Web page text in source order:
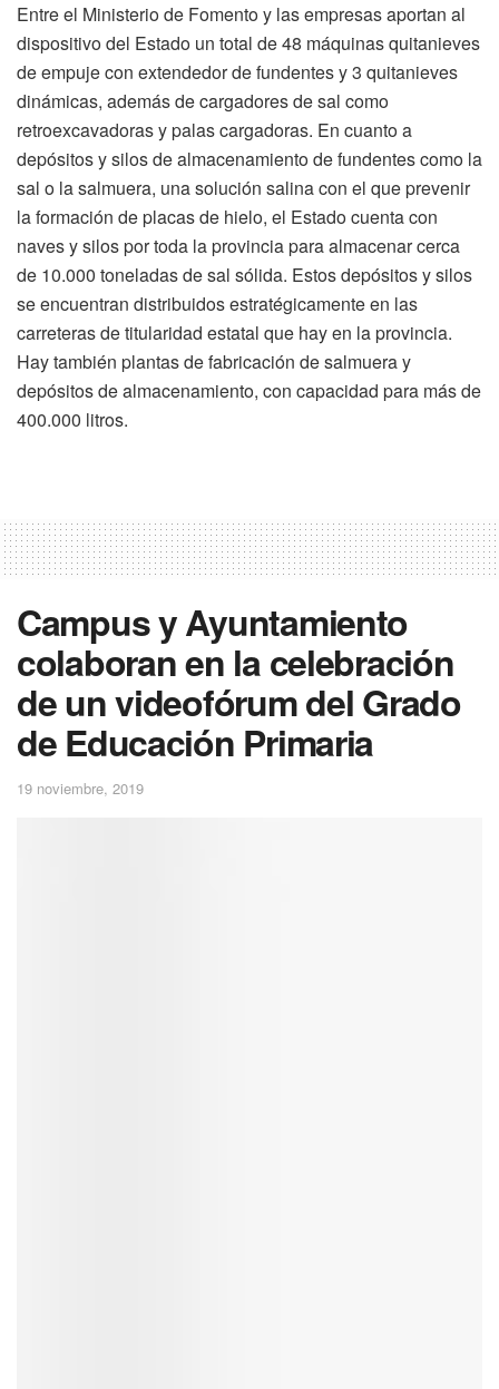
Entre el Ministerio de Fomento y las empresas aportan al
dispositivo del Estado un total de 48 máquinas quitanieves
de empuje con extendedor de fundentes y 3 quitanieves
dinámicas, además de cargadores de sal como
retroexcavadoras y palas cargadoras. En cuanto a
depósitos y silos de almacenamiento de fundentes como la
sal o la salmuera, una solución salina con el que prevenir
la formación de placas de hielo, el Estado cuenta con
naves y silos por toda la provincia para almacenar cerca
de 10.000 toneladas de sal sólida. Estos depósitos y silos
se encuentran distribuidos estratégicamente en las
carreteras de titularidad estatal que hay en la provincia.
Hay también plantas de fabricación de salmuera y
depósitos de almacenamiento, con capacidad para más de
400.000 litros.
Campus y Ayuntamiento
colaboran en la celebración
de un videofórum del Grado
de Educación Primaria
19 noviembre, 2019